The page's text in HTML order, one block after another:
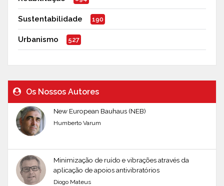
Sustentabilidade 190
Urbanismo 527
Os Nossos Autores
New European Bauhaus (NEB)
Humberto Varum
Minimização de ruído e vibrações através da
aplicação de apoios antivibratórios
Diogo Mateus